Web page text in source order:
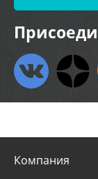
Компания